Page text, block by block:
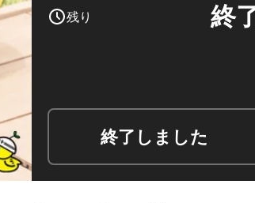
残り
終
終了しました